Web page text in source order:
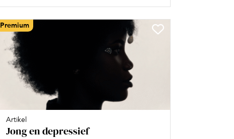
Premium
Artikel
Jong en depressief